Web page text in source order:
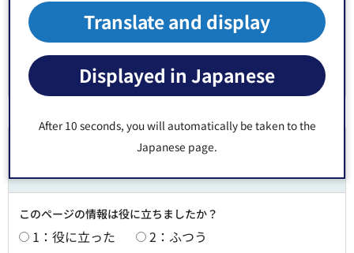
Translate and display
Displayed in Japanese
After 10 seconds, you will automatically be taken to the
Japanese page.
Fax：03-5683-0318
より良いウェブサイトにするためにみなさまのご
このページの情報は役に立ちましたか？
1：役に立った
2：ふつう